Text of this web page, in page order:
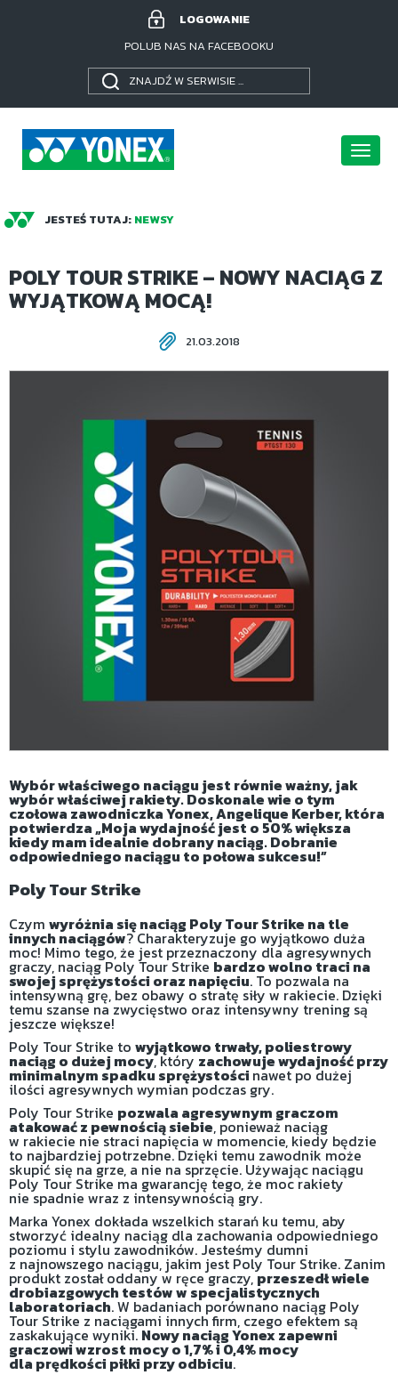
LOGOWANIE
POLUB NAS NA FACEBOOKU
menu
JESTEŚ TUTAJ: NEWSY
POLY TOUR STRIKE – NOWY NACIĄG Z
WYJĄTKOWĄ MOCĄ!
21.03.2018
Wybór właściwego naciągu jest równie ważny, jak
wybór właściwej rakiety. Doskonale wie o tym
czołowa zawodniczka Yonex, Angelique Kerber, która
potwierdza „Moja wydajność jest o 50% większa
kiedy mam idealnie dobrany naciąg. Dobranie
odpowiedniego naciągu to połowa sukcesu!”
Poly Tour Strike
Czym wyróżnia się naciąg Poly Tour Strike na tle
innych naciągów? Charakteryzuje go wyjątkowo duża
moc! Mimo tego, że jest przeznaczony dla agresywnych
graczy, naciąg Poly Tour Strike bardzo wolno traci na
swojej sprężystości oraz napięciu. To pozwala na
intensywną grę, bez obawy o stratę siły w rakiecie. Dzięki
temu szanse na zwycięstwo oraz intensywny trening są
jeszcze większe!
Poly Tour Strike to wyjątkowo trwały, poliestrowy
naciąg o dużej mocy, który zachowuje wydajność przy
minimalnym spadku sprężystości nawet po dużej
ilości agresywnych wymian podczas gry.
Poly Tour Strike pozwala agresywnym graczom
atakować z pewnością siebie, ponieważ naciąg
w rakiecie nie straci napięcia w momencie, kiedy będzie
to najbardziej potrzebne. Dzięki temu zawodnik może
skupić się na grze, a nie na sprzęcie. Używając naciągu
Poly Tour Strike ma gwarancję tego, że moc rakiety
nie spadnie wraz z intensywnością gry.
Marka Yonex dokłada wszelkich starań ku temu, aby
stworzyć idealny naciąg dla zachowania odpowiedniego
poziomu i stylu zawodników. Jesteśmy dumni
z najnowszego naciągu, jakim jest Poly Tour Strike. Zanim
produkt został oddany w ręce graczy,przeszedł wiele
drobiazgowych testów w specjalistycznych
laboratoriach. W badaniach porównano naciąg Poly
Tour Strike z naciągami innych firm, czego efektem są
zaskakujące wyniki. Nowy naciąg Yonex zapewni
graczowi wzrost mocy o 1,7% i 0,4% mocy
dla prędkości piłki przy odbiciu.